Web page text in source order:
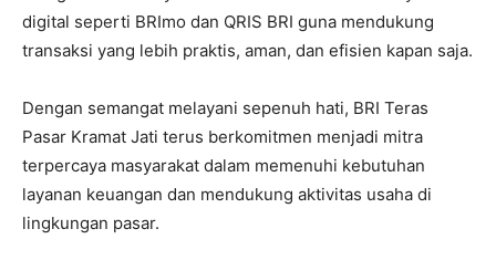
digital seperti BRImo dan QRIS BRI guna mendukung
transaksi yang lebih praktis, aman, dan efisien kapan saja.
Dengan semangat melayani sepenuh hati, BRI Teras
Pasar Kramat Jati terus berkomitmen menjadi mitra
terpercaya masyarakat dalam memenuhi kebutuhan
layanan keuangan dan mendukung aktivitas usaha di
lingkungan pasar.